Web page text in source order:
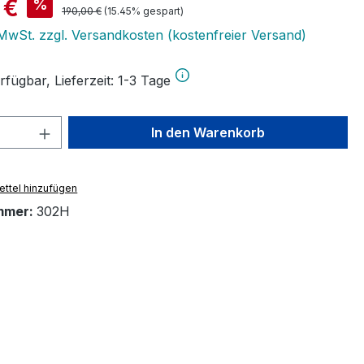
% Regulärer Preis:
190,00 € (15.45% gespart)
zzgl. Versandkosten (kostenfreier Versand)
Lieferzeit: 1-3 Tage
Anzahl: Gib den gewünschten Wert
In den Warenkorb
hinzufügen
302H